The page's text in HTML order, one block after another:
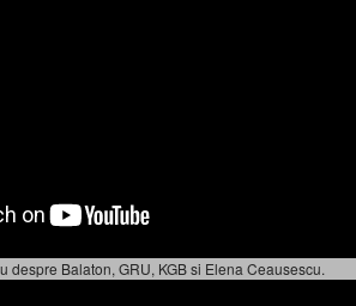
despre Balaton, GRU, KGB si Elena Ceausescu.